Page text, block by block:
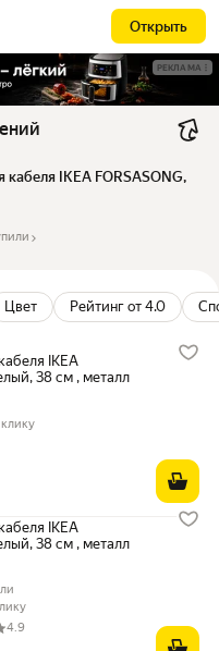
Открыть
РЕКЛАМА
кабеля IKEA FÖRSÄSONG,
Цвет Рейтинг от 4.0
IKEA
38 см , металл
Пэй 1011 ₽ вместо
IKEA
38 см , металл
Пэй 2003 ₽ вместо
из 5
4.9